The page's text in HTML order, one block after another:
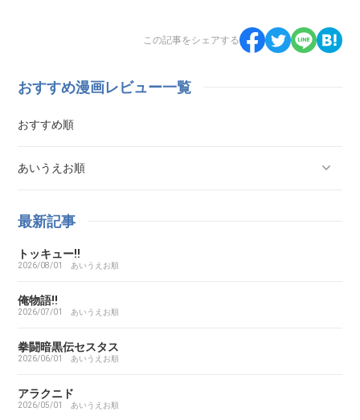
この記事をシェアする
おすすめ漫画レビュー一覧
おすすめ順
あいうえお順
ああ探偵事務所
ARMS（アームズ）
あいこら
アイシールド21
I’S（アイズ）
最新記事
トッキュー!!
2026/08/01 あいうえお順
俺物語!!
2026/07/01 あいうえお順
拳闘暗黒伝セスタス
2026/06/01 あいうえお順
アラクニド
2026/05/01 あいうえお順